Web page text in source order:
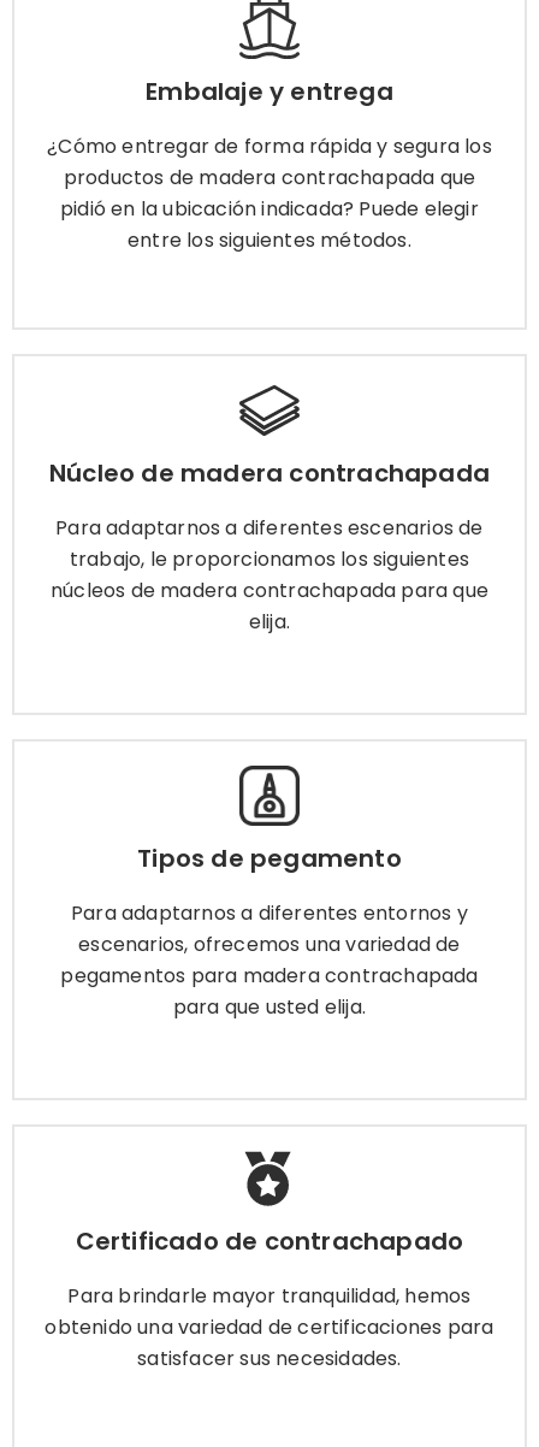
Embalaje y entrega
¿Cómo entregar de forma rápida y segura los
productos de madera contrachapada que
pidió en la ubicación indicada? Puede elegir
entre los siguientes métodos.
Embalaje y entrega
¿Cómo entregar de forma rápida y segura los
productos de madera contrachapada que pidió
siguientes métodos.
Más información
Núcleo de madera contrachapada
Para adaptarnos a diferentes escenarios de
trabajo, le proporcionamos los siguientes
núcleos de madera contrachapada para que
elija.
Núcleo de madera contrachapada
Para adaptarnos a diferentes escenarios de
trabajo, le proporcionamos los siguientes
núcleos de madera contrachapada para que
Más información
Tipos de pegamento
Para adaptarnos a diferentes entornos y
escenarios, ofrecemos una variedad de
pegamentos para madera contrachapada
para que usted elija.
Tipos de pegamento
Para adaptarnos a diferentes entornos y
escenarios, ofrecemos una variedad de
pegamentos para madera contrachapada
Más información
Certificado de contrachapado
Para brindarle mayor tranquilidad, hemos
obtenido una variedad de certificaciones para
satisfacer sus necesidades.
Certificado de contrachapado
Para brindarle mayor tranquilidad, hemos
satisfacer sus necesidades.